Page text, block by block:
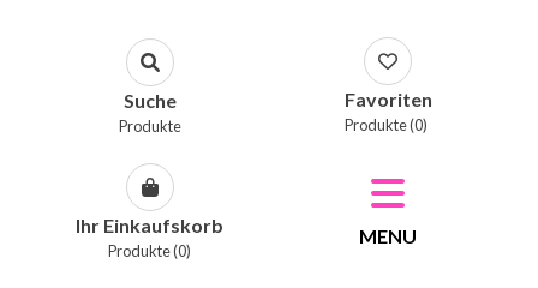
Suche
Produkte
Favoriten
Produkte (0)
Ihr Einkaufskorb
Produkte (0)
MENU